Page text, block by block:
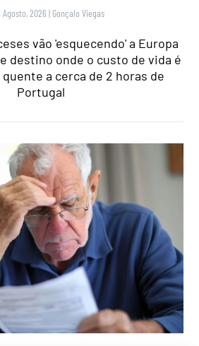
Agosto, 2026 | Gonçalo Viegas
vão 'esquecendo' a Europa
destino onde o custo de vida é
a cerca de 2 horas de
Portugal